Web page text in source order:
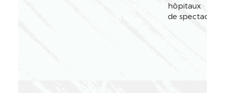
hôpitaux et
de spectacle.